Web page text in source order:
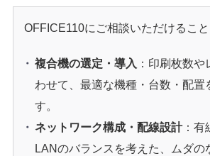
OFFICE110にご相談いただけること
複合機の選定・導入 ：印刷枚数
わせて、最適な機種・台数・配置
す。
ネットワーク構成・配線設計：有
LANのバランスを考えた、ムダの